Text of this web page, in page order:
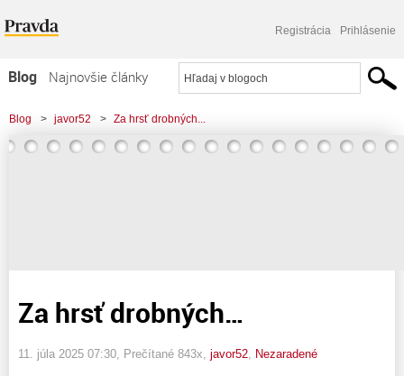
Registrácia Prihlásenie
Blog
Najnovšie články
Najčítanejšie články
Najkomentovanejšie články
Blog > javor52 > Za hrsť drobných...
Za hrsť drobných…
11. júla 2025 07:30 , Prečítané 843x, javor52 Nezaradené